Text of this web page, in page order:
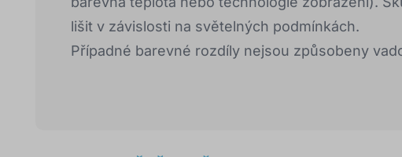
lišit v závislosti na světelných podmínkách.
Případné barevné rozdíly nejsou způsobeny